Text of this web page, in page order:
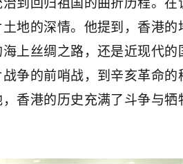
地的深情。他提到，香港
上丝绸之路，还是近现代
争的前哨战，到辛亥革命
香港的历史充满了斗争与